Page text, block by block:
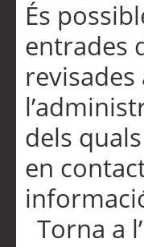
És
entrades
dels
en
Torna a